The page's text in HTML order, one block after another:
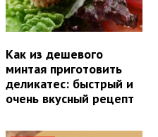
Как из дешевого
минтая приготовить
деликатес: быстрый и
очень вкусный рецепт